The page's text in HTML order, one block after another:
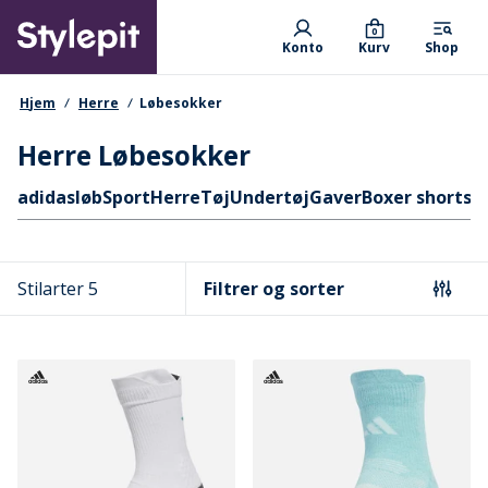
main
content
Primary departments
Konto Kurv
0
Shop
navigationssti
Hjem Herre Løbesokker
Herre Løbesokker
Hurtige links
adidasløbSportHerreTøjUndertøjGaverBoxer shorts
Stilarter 5 Filtrer og sorter